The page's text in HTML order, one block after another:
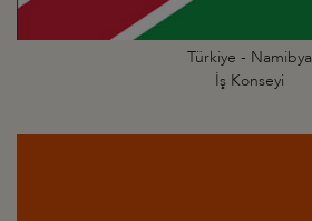
Türkiye - Namibya
İş Konseyi